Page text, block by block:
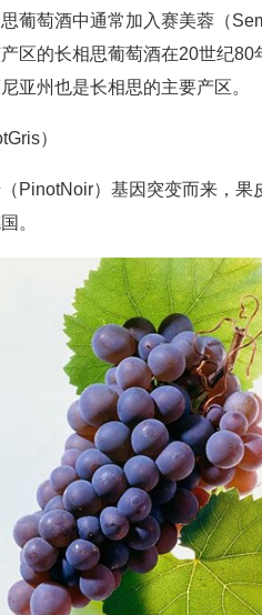
葡萄酒中通常加入赛美蓉（
区的长相思葡萄酒在20世纪
亚州也是长相思的主要产区。
）
PinotNoir）基因突变而来，果
。